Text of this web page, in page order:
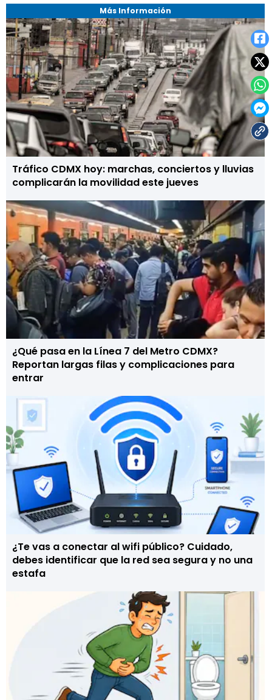
Más Información
Tráfico CDMX hoy: marchas, conciertos y lluvias
complicarán la movilidad este jueves
¿Qué pasa en la Línea 7 del Metro CDMX?
Reportan largas filas y complicaciones para
entrar
¿Te vas a conectar al wifi público? Cuidado,
debes identificar que la red sea segura y no una
estafa